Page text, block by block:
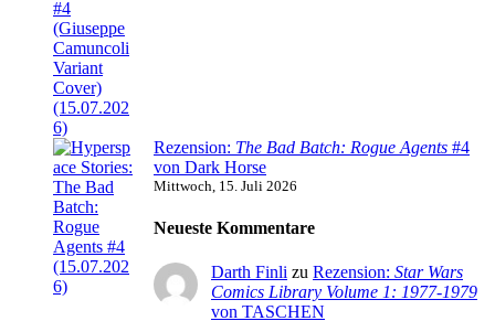
Rezension: The Bad Batch: Rogue Agents #4
von Dark Horse
Mittwoch, 15. Juli 2026
Neueste Kommentare
Darth Finli zu Rezension: Star Wars
Comics Library Volume 1: 1977-1979
von TASCHEN